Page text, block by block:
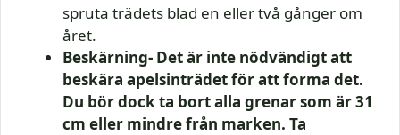
spruta trädets blad en eller två gånger om
året.
Beskärning- Det är inte nödvändigt att
beskära apelsinträdet för att forma det.
Du bör dock ta bort alla grenar som är 31
cm eller mindre från marken. Ta